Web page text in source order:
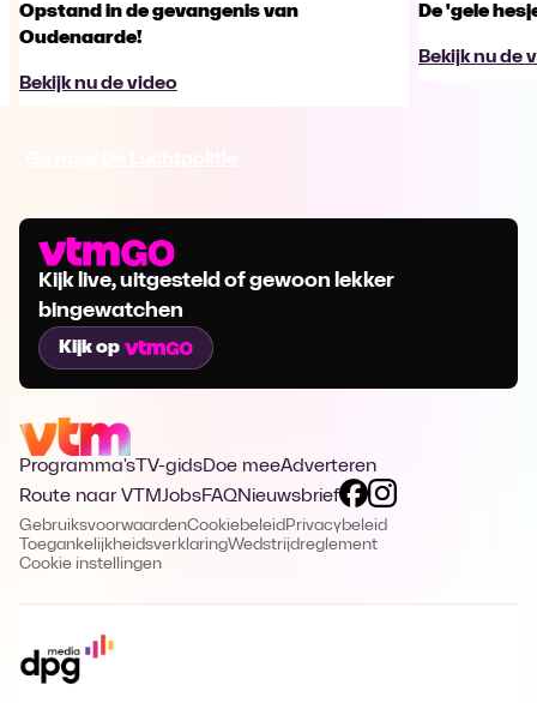
Opstand in de gevangenis van
Oudenaarde!
Bekijk nu de video
De 'gele
Bekijk nu de
Kijk live, uitgesteld of gewoon lekker
bingewatchen
Kijk op
Programma's TV-gidsDoe meeAdverteren
Route naar VTMJobsFAQNieuwsbrief
GebruiksvoorwaardenCookiebeleid Privacybeleid
ToegankelijkheidsverklaringWedstrijdreglement
Cookie instellingen